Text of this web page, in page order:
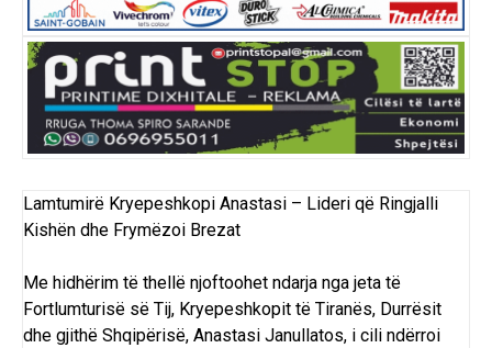
Lamtumirë Kryepeshkopi Anastasi – Lideri që Ringjalli
Kishën dhe Frymëzoi Brezat
Me hidhërim të thellë njoftoohet ndarja nga jeta të
Fortlumturisë së Tij, Kryepeshkopit të Tiranës, Durrësit
dhe gjithë Shqipërisë, Anastasi Janullatos, i cili ndërroi